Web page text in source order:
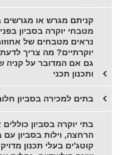
קניתם מגרש או מגרשים
מטבחי יוקרה בסביון
נראים מטבחים של
יוקרתיים? מה צריך
גם אם המדובר על קניה
ותכנון תכני
בתים למכירה בסביון
בתי יוקרה בסביון
הרחצה, וילות בסביון עם
קוטג'ים בעלי תכנון